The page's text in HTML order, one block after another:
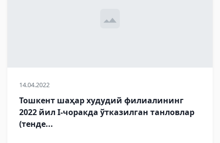
14.04.2022
Тошкент шаҳар худудий филиалининг
2022 йил I-чоракда ўтказилган танловлар
(тенде...